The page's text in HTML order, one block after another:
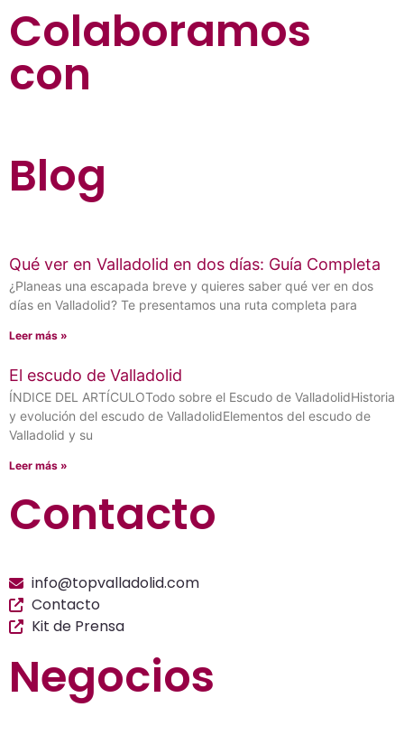
Colaboramos
con
Blog
Qué ver en Valladolid en dos días: Guía Completa
¿Planeas una escapada breve y quieres saber qué ver en dos
días en Valladolid? Te presentamos una ruta completa para
Leer más »
El escudo de Valladolid
ÍNDICE DEL ARTÍCULOTodo sobre el Escudo de ValladolidHistoria
y evolución del escudo de ValladolidElementos del escudo de
Valladolid y su
Leer más »
Contacto
info@topvalladolid.com
Contacto
Kit de Prensa
Negocios